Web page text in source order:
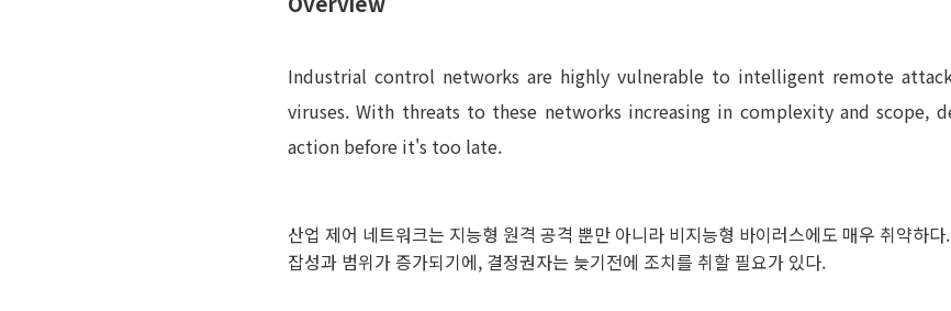
Industrial control networks are highly vulnerable to intelligent remote
viruses. With threats to these networks increasing in complexity and scope,
action before it's too late.
산업 제어 네트워크는 지능형 원격 공격 뿐만 아니라 비지능형 바이러스에도 매우 취약하
잡성과 범위가 증가되기에, 결정권자는 늦기전에 조치를 취할 필요가 있다.